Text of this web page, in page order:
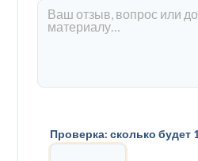
Проверка: сколько будет